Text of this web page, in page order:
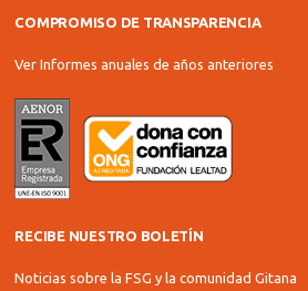
COMPROMISO DE TRANSPARENCIA
Ver Informes anuales de años anteriores
RECIBE NUESTRO BOLETÍN
Noticias sobre la FSG y la comunidad Gitana